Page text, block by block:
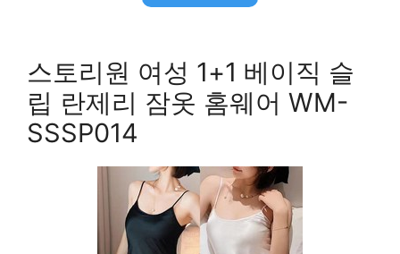
스토리원 여성 1+1 베이직 슬
립 란제리 잠옷 홈웨어 WM-
SSSP014